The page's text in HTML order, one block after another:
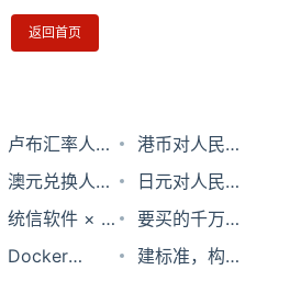
返回首页
卢布汇率人民
币2024年10
月2日
港币对人民币
汇率2024年9
月9日
澳元兑换人民
币汇率2024
年6月17日
日元对人民币
汇率2023年9
月10日
统信软件 × 广
东盈世：为企
要买的千万考
虑仔细！全新
Docker
建标准，构生